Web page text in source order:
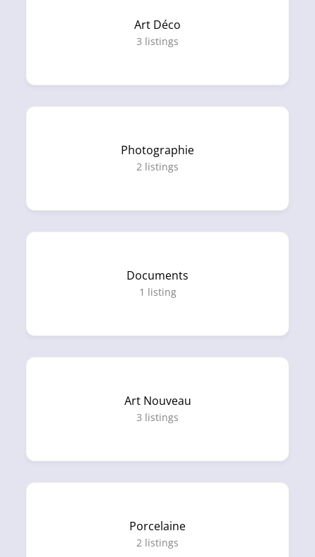
Art Déco
3 listings
Photographie
2 listings
Documents
1 listing
Art Nouveau
3 listings
Porcelaine
2 listings